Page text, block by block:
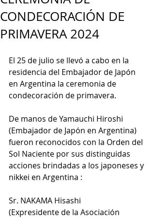
CONDECORACIÓN DE
PRIMAVERA 2024
El 25 de julio se llevó a cabo en la
residencia del Embajador de Japón
en Argentina la ceremonia de
condecoración de primavera.
De manos de Yamauchi Hiroshi
(Embajador de Japón en Argentina)
fueron reconocidos con la Orden del
Sol Naciente por sus distinguidas
acciones brindadas a los japoneses y
nikkei en Argentina :
Sr. NAKAMA Hisashi
(Expresidente de la Asociación